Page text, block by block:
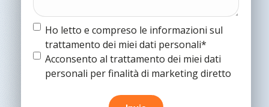
Termine
condizioni(Obbligatorio)
Ho letto e compreso le informazioni sul
trattamento dei miei dati personali*
Termine
condizioni
Acconsento al trattamento dei miei dati
personali per finalità di marketing diretto